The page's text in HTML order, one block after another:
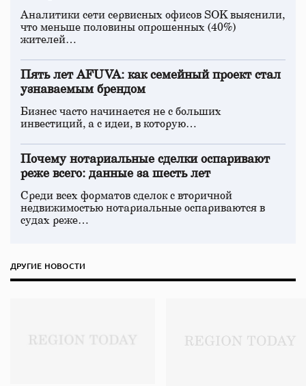
Аналитики сети сервисных офисов SOK выяснили,
что меньше половины опрошенных (40%)
жителей…
Пять лет AFUVA: как семейный проект стал
узнаваемым брендом
Бизнес часто начинается не с больших
инвестиций, а с идеи, в которую…
Почему нотариальные сделки оспаривают
реже всего: данные за шесть лет
Среди всех форматов сделок с вторичной
недвижимостью нотариальные оспариваются в
судах реже…
ДРУГИЕ НОВОСТИ